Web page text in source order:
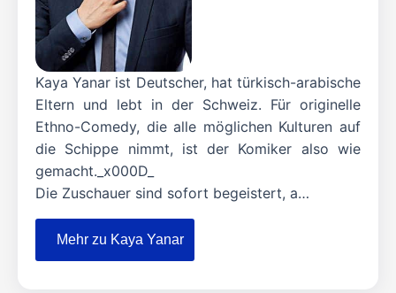
Kaya Yanar ist Deutscher, hat türkisch-arabische
Eltern und lebt in der Schweiz. Für originelle
Ethno-Comedy, die alle möglichen Kulturen auf
die Schippe nimmt, ist der Komiker also wie
gemacht._x000D_
Die Zuschauer sind sofort begeistert, a…
Mehr zu Kaya Yanar